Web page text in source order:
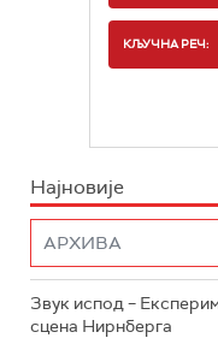
КЉУЧНА РЕЧ:
Најновије
Звук испод –
сцена Нирнберга